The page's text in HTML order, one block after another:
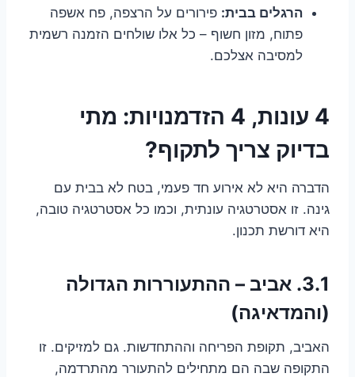
הרגלים בבית: פירורים על הרצפה, פח אשפה
פתוח, מזון חשוף – כל אלו שולחים הזמנה רשמית
למסיבה אצלכם.
4 עונות, 4 הזדמנויות: מתי
בדיוק צריך לתקוף?
הדברה היא לא אירוע חד פעמי, בטח לא בבית עם
גינה. זו אסטרטגיה עונתית, וכמו כל אסטרטגיה טובה,
היא דורשת תכנון.
3.1. אביב – ההתעוררות הגדולה
(והמדאיגה)
האביב, תקופת הפריחה וההתחדשות. גם למזיקים. זו
התקופה שבה הם מתחילים להתעורר מהתרדמה,